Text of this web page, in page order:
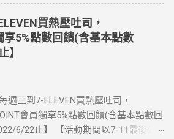
集團300元即享券。 (出國開通啟用後回
登錄 【點我登錄】 ) > eSIM出國上網
升級！購買eSIM「吃到飽」方案；即
「吃到飽」方案。 (例：買1張日本5天
省錢又方便💰 ·活動詳情：好康優惠看
我看好康優惠】 ·eSIM ibon 購買教學
看教學】 📲 全球上網首選，速度穩
買熱壓吐司，
享5%點數回饋(含基本點數
】
週三到7-ELEVEN買熱壓吐司，
會員獨享5%點數回饋(含基本點數回
6/22止】 【活動期間以7-11最後公